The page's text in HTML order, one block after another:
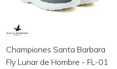
Championes Santa Barbara
Fly Lunar de Hombre - FL-01